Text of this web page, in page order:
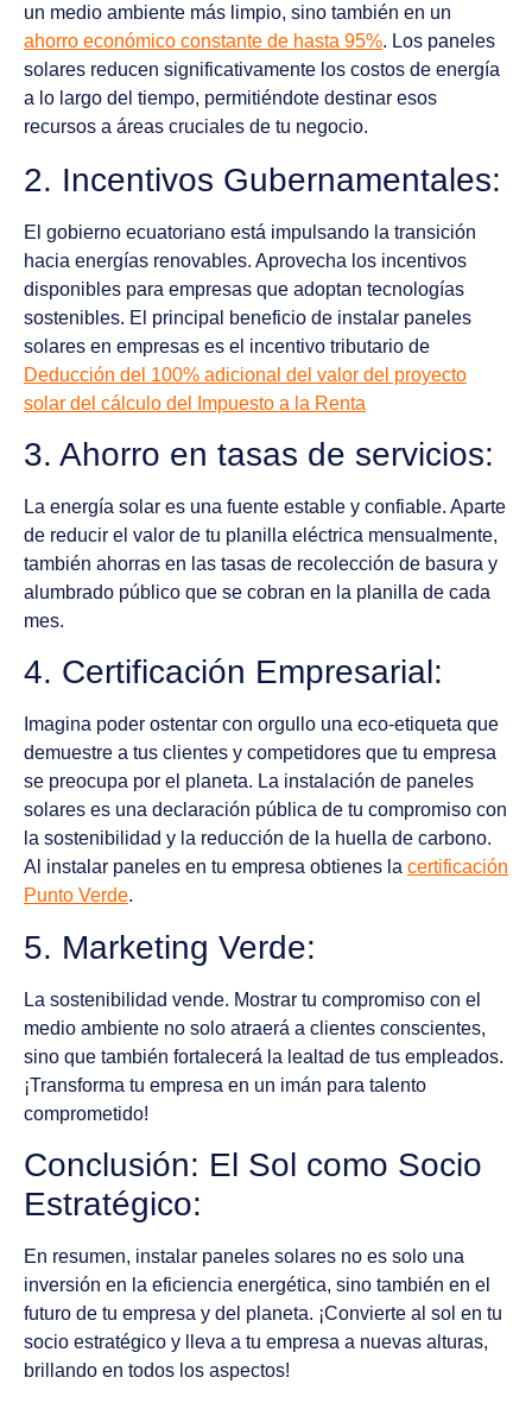
un medio ambiente más limpio, sino también en un
ahorro económico constante de hasta 95%. Los paneles
solares reducen significativamente los costos de energía
a lo largo del tiempo, permitiéndote destinar esos
recursos a áreas cruciales de tu negocio.
2. Incentivos Gubernamentales:
El gobierno ecuatoriano está impulsando la transición
hacia energías renovables. Aprovecha los incentivos
disponibles para empresas que adoptan tecnologías
sostenibles. El principal beneficio de instalar paneles
solares en empresas es el incentivo tributario de
Deducción del 100% adicional del valor del proyecto
solar del cálculo del Impuesto a la Renta
3. Ahorro en tasas de servicios:
La energía solar es una fuente estable y confiable. Aparte
de reducir el valor de tu planilla eléctrica mensualmente,
también ahorras en las tasas de recolección de basura y
alumbrado público que se cobran en la planilla de cada
mes.
4. Certificación Empresarial:
Imagina poder ostentar con orgullo una eco-etiqueta que
demuestre a tus clientes y competidores que tu empresa
se preocupa por el planeta. La instalación de paneles
solares es una declaración pública de tu compromiso con
la sostenibilidad y la reducción de la huella de carbono.
Al instalar paneles en tu empresa obtienes la certificación
Punto Verde.
5. Marketing Verde:
La sostenibilidad vende. Mostrar tu compromiso con el
medio ambiente no solo atraerá a clientes conscientes,
sino que también fortalecerá la lealtad de tus empleados.
¡Transforma tu empresa en un imán para talento
comprometido!
Conclusión: El Sol como Socio
Estratégico:
En resumen, instalar paneles solares no es solo una
inversión en la eficiencia energética, sino también en el
futuro de tu empresa y del planeta. ¡Convierte al sol en tu
socio estratégico y lleva a tu empresa a nuevas alturas,
brillando en todos los aspectos!